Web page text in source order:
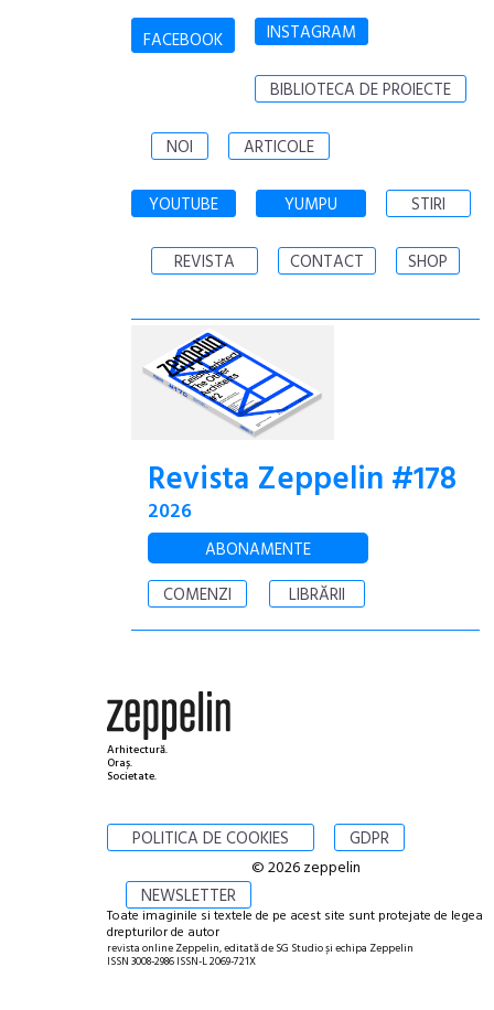
FACEBOOK INSTAGRAM
BIBLIOTECA DE PROIECTE
NOI ARTICOLE
YOUTUBE YUMPU STIRI
REVISTA CONTACT SHOP
Revista Zeppelin #178
2026
ABONAMENTE
COMENZI
LIBRĂRII
Arhitectură.
Oraș.
Societate.
POLITICA DE COOKIES GDPR
NEWSLETTER
© 2026 zeppelin
Toate imaginile si textele de pe acest site sunt protejate de legea
drepturilor de autor
revista online Zeppelin, editată de SG Studio și echipa Zeppelin
ISSN 3008-2986 ISSN-L 2069-721X